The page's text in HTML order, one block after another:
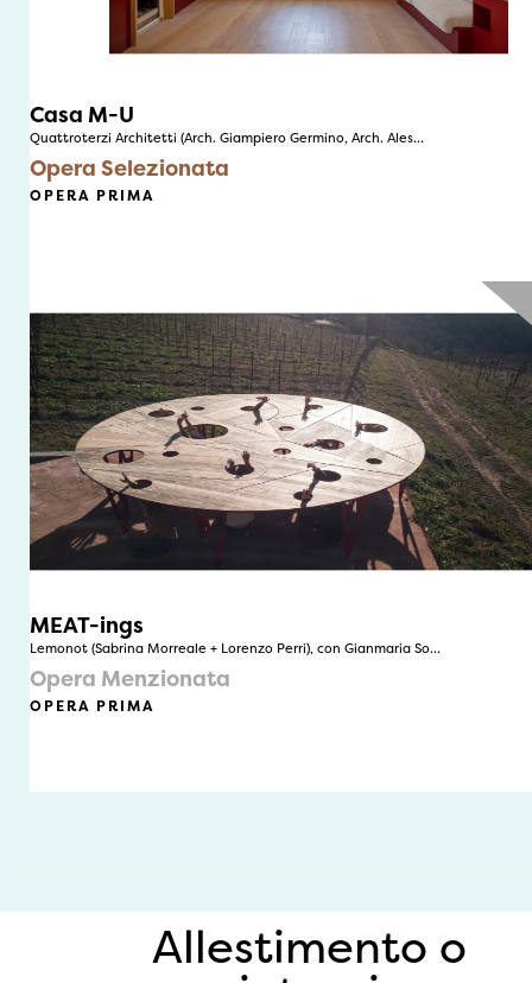
Casa M-U
Quattroterzi Architetti (Arch. Giampiero Germino, Arch. Ales…
Opera Selezionata
OPERA PRIMA
MEAT-ings
Lemonot (Sabrina Morreale + Lorenzo Perri), con Gianmaria So…
Opera Menzionata
OPERA PRIMA
Allestimento o